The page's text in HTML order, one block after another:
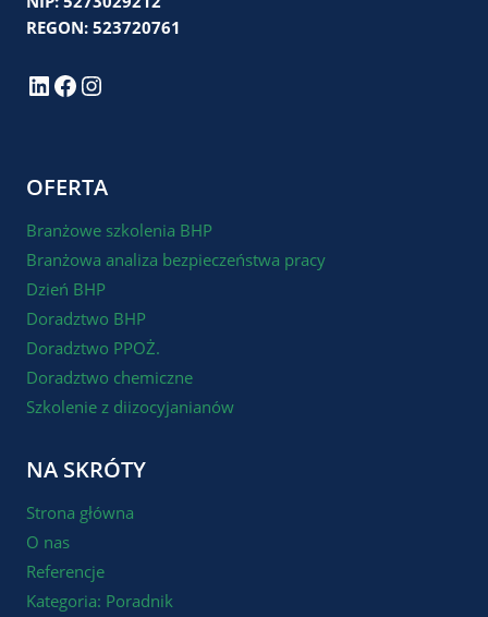
REGON: 523720761
LinkedIn
Facebook
Instagram
OFERTA
Branżowe szkolenia BHP
Branżowa analiza bezpieczeństwa pracy
Dzień BHP
Doradztwo BHP
Doradztwo PPOŻ.
Doradztwo chemiczne
Szkolenie z diizocyjanianów
NA SKRÓTY
Strona główna
O nas
Referencje
Kategoria: Poradnik